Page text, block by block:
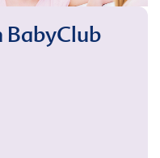
BabyClub